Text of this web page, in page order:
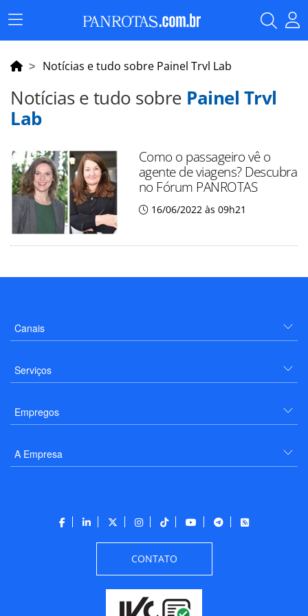
Menu
Principal
Notícias e tudo sobre Painel Trvl Lab
Notícias e tudo sobre Painel Trvl
Lab
Como o passageiro vê o
agente de viagens? Descubra
no Fórum PANROTAS
16/06/2022 às 09h21
Canais
Serviços
Empregos
A Empresa
CONTATO